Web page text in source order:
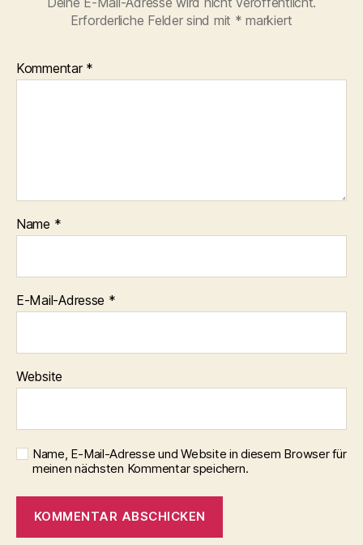
Erforderliche Felder sind mit * markiert
Kommentar *
Name *
E-Mail-Adresse *
Website
Name, E-Mail-Adresse und Website in diesem Browser für
meinen nächsten Kommentar speichern.